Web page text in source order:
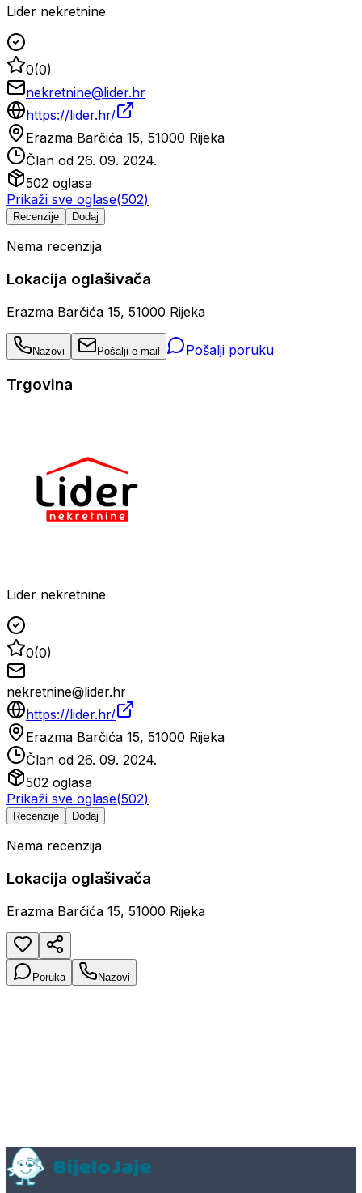
Lider nekretnine
0(0)
nekretnine@lider.hr
https://lider.hr/
Erazma Barčića 15, 51000 Rijeka
Član od 26. 09. 2024.
502 oglasa
Prikaži sve oglase(502)
Recenzije Dodaj
Nema recenzija
Lokacija oglašivača
Erazma Barčića 15, 51000 Rijeka
Nazovi Pošalji e-mail Pošalji poruku
Trgovina
Lider nekretnine
0(0)
nekretnine@lider.hr
https://lider.hr/
Erazma Barčića 15, 51000 Rijeka
Član od 26. 09. 2024.
502 oglasa
Prikaži sve oglase(502)
Recenzije Dodaj
Nema recenzija
Lokacija oglašivača
Erazma Barčića 15, 51000 Rijeka
Poruka Nazovi